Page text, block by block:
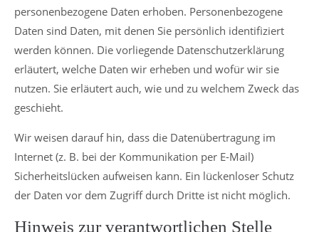
personenbezogene Daten erhoben. Personenbezogene
Daten sind Daten, mit denen Sie persönlich identifiziert
werden können. Die vorliegende Datenschutzerklärung
erläutert, welche Daten wir erheben und wofür wir sie
nutzen. Sie erläutert auch, wie und zu welchem Zweck das
geschieht.
Wir weisen darauf hin, dass die Datenübertragung im
Internet (z. B. bei der Kommunikation per E-Mail)
Sicherheitslücken aufweisen kann. Ein lückenloser Schutz
der Daten vor dem Zugriff durch Dritte ist nicht möglich.
Hinweis zur verantwortlichen Stelle